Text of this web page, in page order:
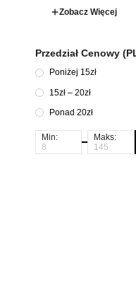
Zobacz Więcej
Przedział Cenowy
Poniżej 15zł
15zł – 20zł
Ponad 20zł
Min: Maks: